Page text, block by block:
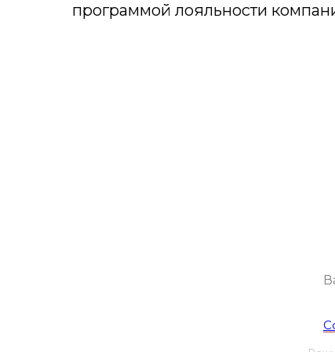
программой лояльности